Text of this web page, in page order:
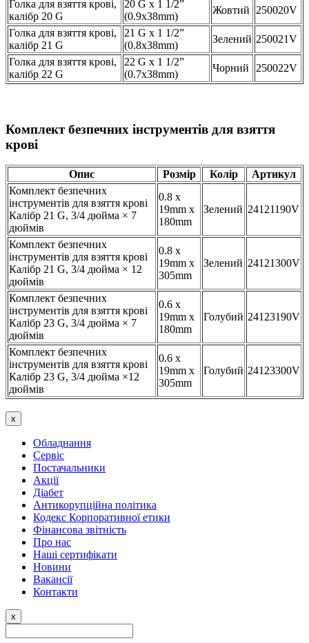
Голка для взяття крові,
калібр 20 G
20 G x 1 1/2”
(0.9x38mm)
Жовтий
250020V
Голка для взяття крові,
калібр 21 G
21 G x 1 1/2”
(0.8x38mm)
Зелений 250021V
Голка для взяття крові,
калібр 22 G
22 G x 1 1/2”
(0.7x38mm)
Чорний 250022V
Комплект безпечних інструментів для взяття
крові
Опис Розмір Колір
Артикул
Комплект безпечних
інструментів для взяття крові
Калібр 21 G, 3/4 дюйма × 7
дюймів
0.8 x
19mm x
180mm
Зелений 24121190V
Комплект безпечних
інструментів для взяття крові
Калібр 21 G, 3/4 дюйма × 12
дюймів
0.8 x
19mm x
305mm
Зелений 24121300V
Комплект безпечних
інструментів для взяття крові
Калібр 23 G, 3/4 дюйма × 7
дюймів
0.6 x
19mm x
180mm
Голубий 24123190V
Комплект безпечних
інструментів для взяття крові
Калібр 23 G, 3/4 дюйма ×12
дюймів
0.6 x
19mm x
305mm
Голубий 24123300V
x
Обладнання
Сервіс
Постачальники
Акції
Діабет
Антикорупційна політика
Кодекс Корпоративної етики
Фінансова звітність
Про нас
Наші сертифікати
Новини
Вакансії
Контакти
x